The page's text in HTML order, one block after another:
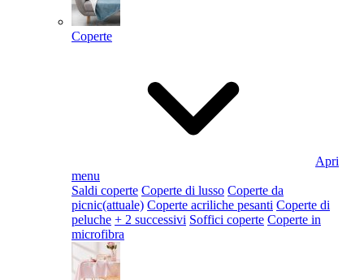
Coperte
Apri
menu
Saldi coperte Coperte di lusso Coperte da
picnic(attuale) Coperte acriliche pesanti Coperte di
peluche + 2 successivi Soffici coperte Coperte in
microfibra